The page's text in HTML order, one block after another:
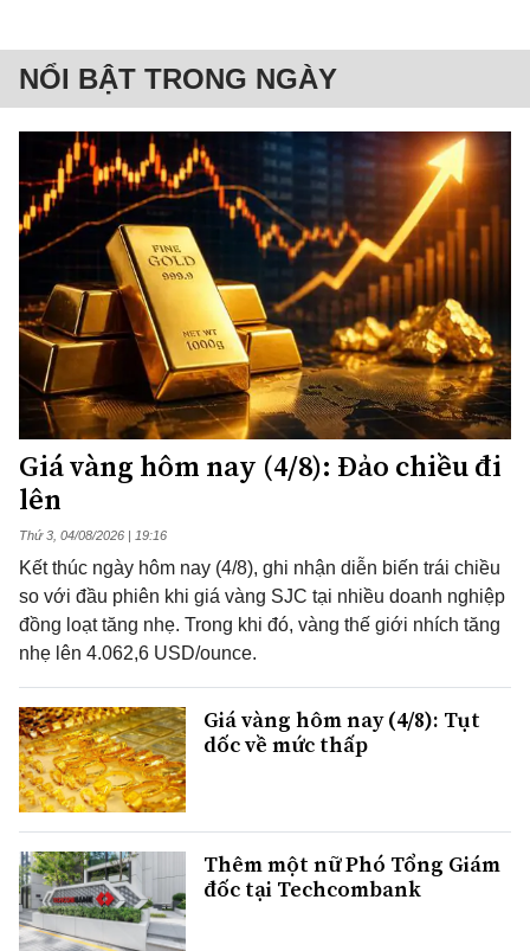
NỔI BẬT TRONG NGÀY
Giá vàng hôm nay (4/8): Đảo chiều đi
lên
Thứ 3, 04/08/2026 | 19:16
Kết thúc ngày hôm nay (4/8), ghi nhận diễn biến trái chiều
so với đầu phiên khi giá vàng SJC tại nhiều doanh nghiệp
đồng loạt tăng nhẹ. Trong khi đó, vàng thế giới nhích tăng
nhẹ lên 4.062,6 USD/ounce.
Giá vàng hôm nay (4/8): Tụt
dốc về mức thấp
Thêm một nữ Phó Tổng Giám
đốc tại Techcombank